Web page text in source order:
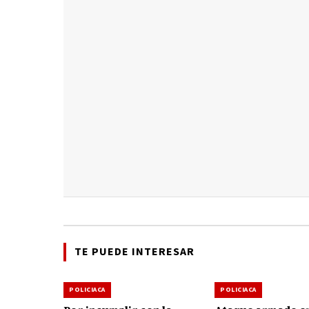
TE PUEDE INTERESAR
POLICIACA POLICIACA